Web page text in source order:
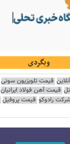
وبگردی
قیمت تلویزیون سونی
قیمت آهن فولاد ایرانیان
رادوکو قیمت پروفیل